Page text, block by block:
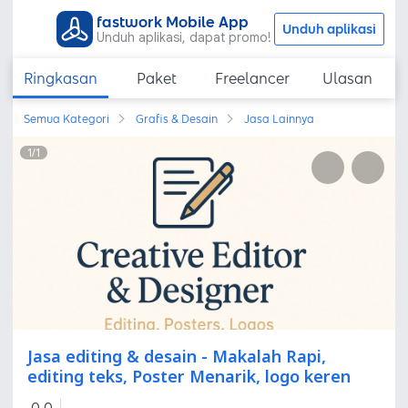
fastwork Mobile App
Unduh aplikasi, dapat promo! Unduh aplikasi
Ringkasan Paket Freelancer Ulasan
Semua Kategori Grafis & Desain Jasa Lainnya
1/1
Jasa editing & desain - Makalah Rapi,
editing teks, Poster Menarik, logo keren